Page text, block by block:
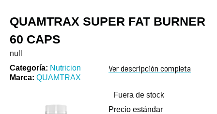
QUAMTRAX SUPER FAT BURNER
60 CAPS
null
Categoría
Nutricion
Marca QUAMTRAX
Ver descripción completa
Fuera de stock
Precio estándar